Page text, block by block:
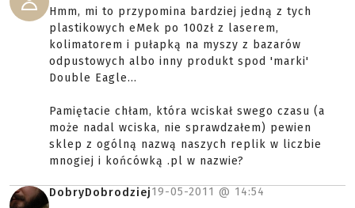
Hmm, mi to przypomina bardziej jedną z tych
plastikowych eMek po 100zł z laserem,
kolimatorem i pułapką na myszy z bazarów
odpustowych albo inny produkt spod 'marki'
Double Eagle...
Pamiętacie chłam, która wciskał swego czasu (a
może nadal wciska, nie sprawdzałem) pewien
sklep z ogólną nazwą naszych replik w liczbie
mnogiej i końcówką .pl w nazwie?
DobryDobrodziej19-05-2011 @ 14:54